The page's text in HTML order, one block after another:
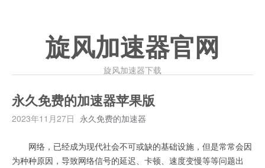
旋风加速器官网
旋风加速器下载
永久免费的加速器苹果版
2023年11月27日 永久免费的加速器
网络，已经成为现代社会不可或缺的基础设施，但是常常会因
为种种原因，导致网络信号的延迟、卡顿、速度变慢等等问题出